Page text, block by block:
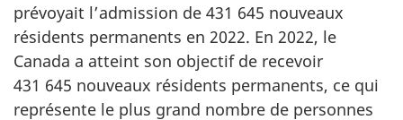
prévoyait l’admission de 431 645 nouveaux
résidents permanents en 2022. En 2022, le
Canada a atteint son objectif de recevoir
431 645 nouveaux résidents permanents, ce qui
représente le plus grand nombre de personnes